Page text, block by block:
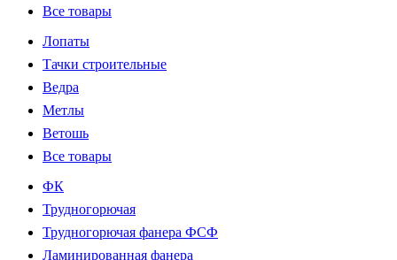
Все товары
Лопаты
Тачки строительные
Ведра
Метлы
Ветошь
Все товары
ФК
Трудногорючая
Трудногорючая фанера ФСФ
Ламинированная фанера